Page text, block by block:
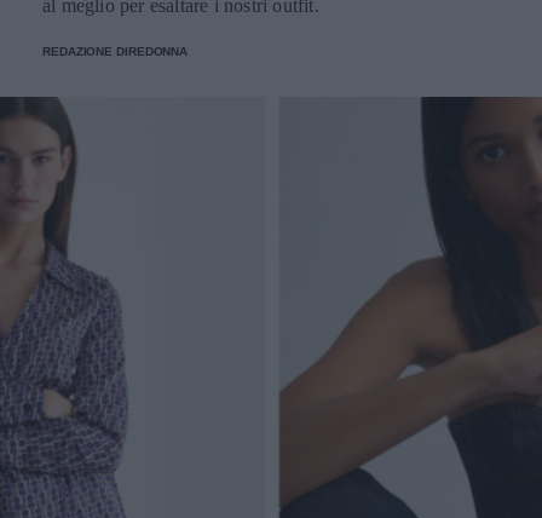
al meglio per esaltare i nostri outfit.
REDAZIONE DIREDONNA